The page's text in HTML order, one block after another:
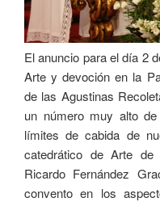
El anuncio para el día 2
Arte y devoción en la
de las Agustinas
un número muy alto
límites de cabida de
catedrático de Arte
Ricardo Fernández
convento en los